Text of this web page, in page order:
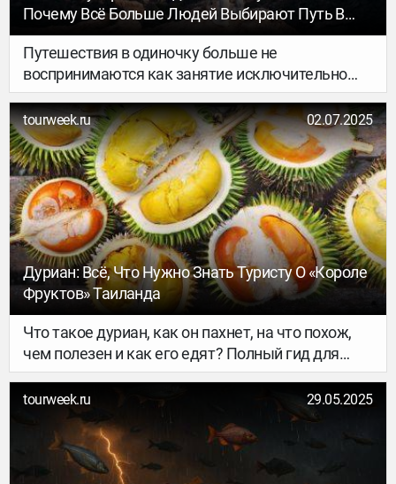
платить, то есть варианты попроще. Самый
легкий — оформить визу на Шри-Ланку с нашей
помощью. Пока вы думаете, я оглашу весь
список.
Почему Всё Больше Людей Выбирают Путь В
Одиночку
Путешествия в одиночку больше не
воспринимаются как занятие исключительно
для интровертных искателей приключений. За
последние годы это стало глобальным трендом,
которому способствуют как социальные
изменения, так и технологическое развитие.
Больше людей, чем когда-либо прежде,
собирают чемодан, покупают билеты и
отправляются в путь без спутника. И делают это
не потому, что не могут найти попутчика, а
потому что сознательно выбирают свободу,
которую предлагает независимое путешествие.
tourweek.ru 02.07.2025
Дуриан: Всё, Что Нужно Знать Туристу О «короле
Фруктов» Таиланда
Что такое дуриан, как он пахнет, на что похож,
чем полезен и как его едят? Полный гид для
туристов в Таиланде: вкус, отличия от
джекфрута, советы по покупке и дегустации.
tourweek.ru 29.05.2025